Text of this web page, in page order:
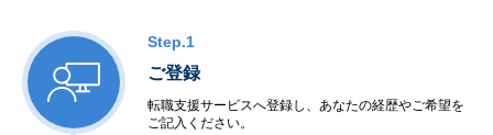
Step.1
ご登録
転職支援サービスへ登録し、あなたの経歴やご希望を
ご記入ください。